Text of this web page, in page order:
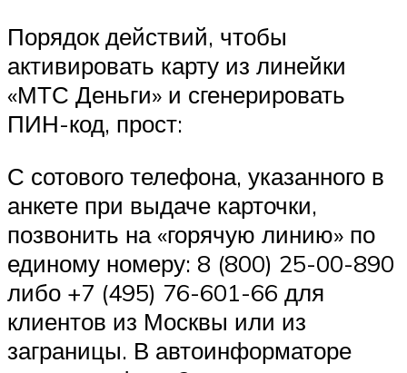
Порядок действий, чтобы
активировать карту из линейки
«МТС Деньги» и сгенерировать
ПИН-код, прост:
С сотового телефона, указанного в
анкете при выдаче карточки,
позвонить на «горячую линию» по
единому номеру: 8 (800) 25-00-890
либо +7 (495) 76-601-66 для
клиентов из Москвы или из
заграницы. В автоинформаторе